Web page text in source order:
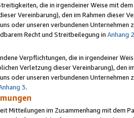
die in irgendeiner Weise mit
Vereinbarung), den im Rahmen dieser
oder unseren verbundenen
Recht und Streitbeilegung in Anhang 2
Verpflichtungen, die in irgendeiner
Verletzung dieser Vereinbarung), den
oder unseren verbundenen
3.
Mitteilungen im Zusammenhang mit dem